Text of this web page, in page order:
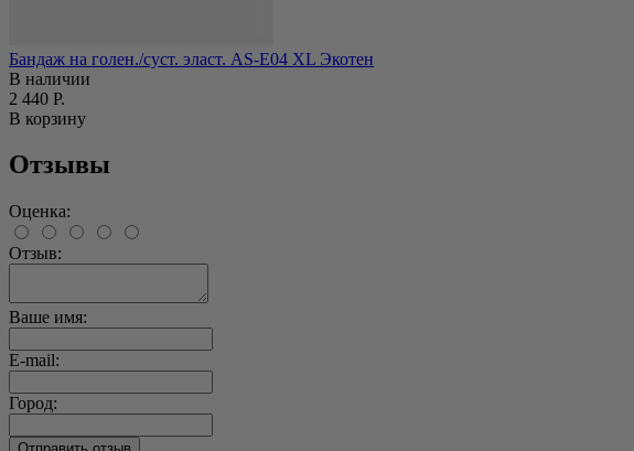
Бандаж на голен./суст. эласт. АS-E04 XL Экотен
В наличии
2 440 Р.
В корзину
Отзывы
Оценка:
Отзыв:
Ваше имя:
E-mail:
Город: